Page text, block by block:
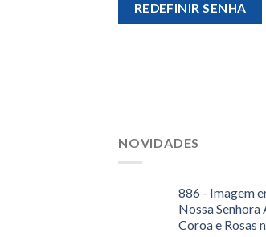
REDEFINIR SENHA
NOVIDADES
886 - Imagem
Nossa
Coroa e Rosas